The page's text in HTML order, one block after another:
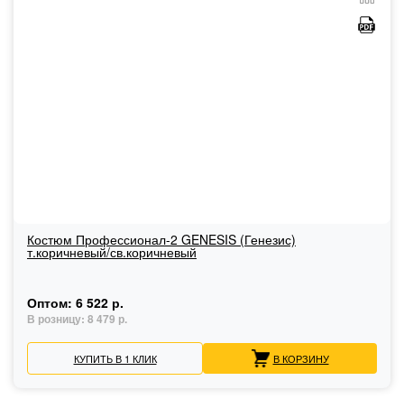
Костюм Профессионал-2 GENESIS (Генезис)
т.коричневый/св.коричневый
Оптом: 6 522 р.
В розницу: 8 479 р.
КУПИТЬ В 1 КЛИК В КОРЗИНУ